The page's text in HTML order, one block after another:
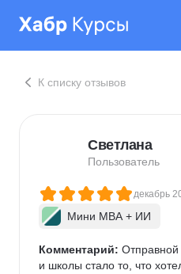
К списку отзывов
Светлана
Пользователь
декабрь
Мини MBA + ИИ
Комментарий: Отправной
и школы стало то, что